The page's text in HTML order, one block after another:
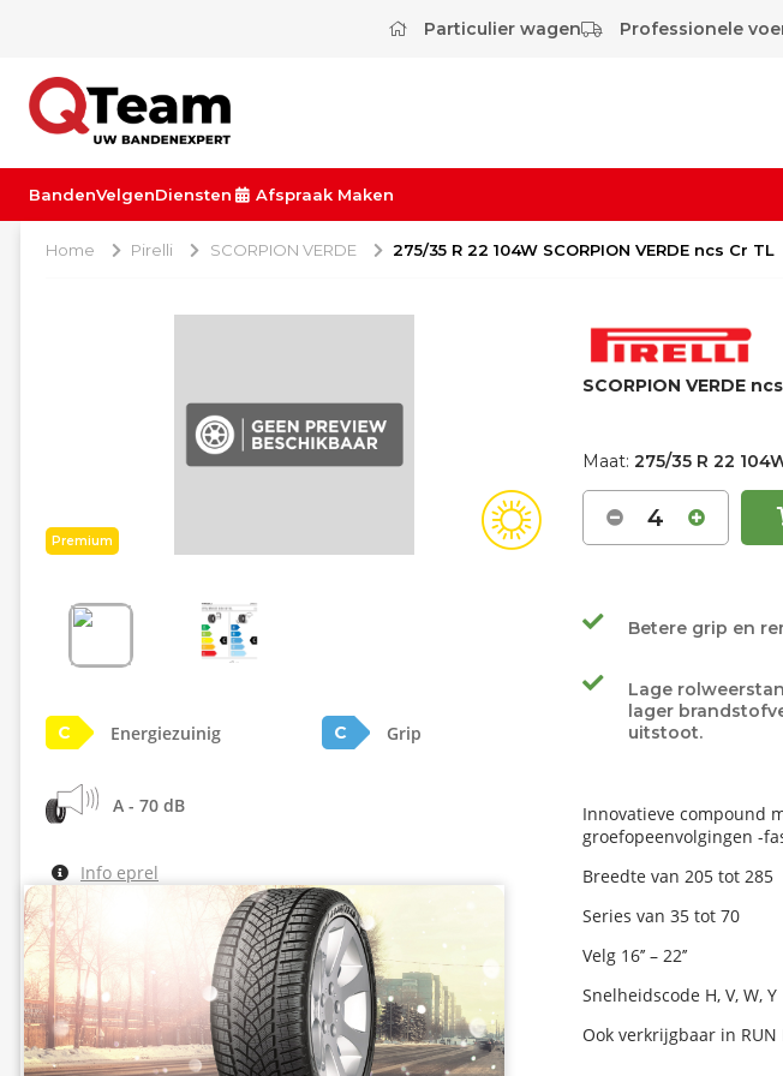
Particulier wagen Professionele
BandenVelgenDiensten Afspraak Maken
Home Pirelli SCORPION VERDE 275/35 R 22 104W SCORPION VERDE ncs Cr TL
Premium
C Energiezuinig C Grip
A - 70 dB
Info eprel
SCORPION VERDE
Maat:275/35 R 22
4
Betere grip en
Lage
lager
uitstoot.
Innovatieve compound
groefopeenvolgingen -
Breedte van 205 tot 285
Series van 35 tot 70
Velg 16’’ – 22’’
Snelheidscode H, V, W, Y
Ook verkrijgbaar in RUN